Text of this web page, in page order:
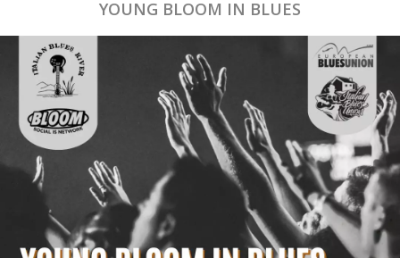
YOUNG BLOOM IN BLUES